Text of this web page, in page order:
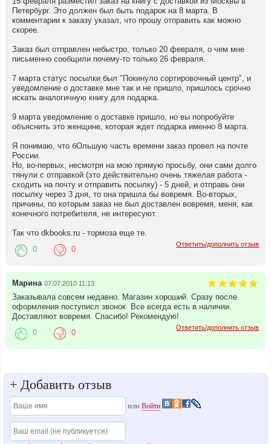
Петербург. Это должен был быть подарок на 8 марта. В
комментарии к заказу указал, что прошу отправить как можно
скорее.
Заказ был отправлен небыстро, только 20 февраля, о чем мне
письменно сообщили почему-то только 26 февраля.
7 марта статус посылки был "Покинуло сортировочный центр", и
уведомление о доставке мне так и не пришло, пришлось срочно
искать аналогичную книгу для подарка.
9 марта уведомление о доставке пришло, но вы попробуйте
объяснить это женщине, которая ждет подарка именно 8 марта.
Я понимаю, что бОльшую часть времени заказ провел на почте
России.
Но, во-первых, несмотря на мою прямую просьбу, они сами долго
тянули с отправкой (это действительно очень тяжелая работа -
сходить на почту и отправить посылку) - 5 дней, и отправь они
посылку через 3 дня, то она пришла бы вовремя. Во-вторых,
причины, по которым заказ не был доставлен вовремя, меня, как
конечного потребителя, не интересуют.
Так что dkbooks.ru - тормоза еще те.
Ответить/дополнить отзыв
0 0
Марина 07.07.2010 11:13
Заказывала совсем недавно. Магазин хороший. Сразу после
оформления поступисл звонок. Все всегда есть в наличии.
Доставляют вовремя. Спасибо! Рекомендую!
Ответить/дополнить отзыв
0 0
+ Добавить отзыв
илиВойти